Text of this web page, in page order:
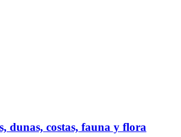
dunas, costas, fauna y flora